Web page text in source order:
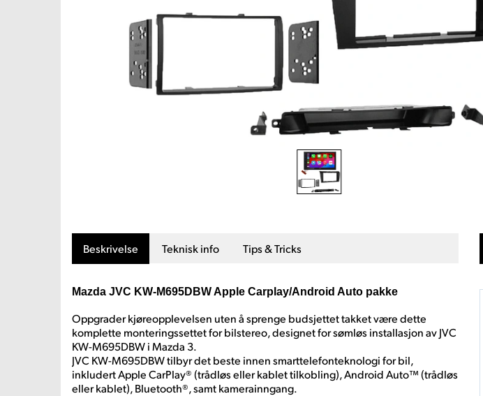
Beskrivelse Teknisk info Tips & Tricks
Mazda JVC KW-M695DBW Apple Carplay/Android Auto pakke
Oppgrader kjøreopplevelsen uten å sprenge budsjettet takket være dette
komplette monteringssettet for bilstereo, designet for sømløs installasjon av JVC
KW-M695DBW i Mazda 3.
JVC KW-M695DBW tilbyr det beste innen smarttelefonteknologi for bil,
inkludert Apple CarPlay® (trådløs eller kablet tilkobling), Android Auto™ (trådløs
eller kablet), Bluetooth®, samt kamerainngang.